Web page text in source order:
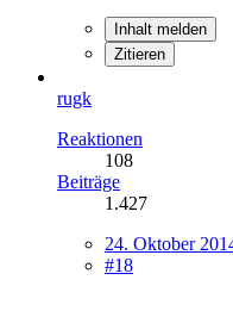
Inhalt melden
Zitieren
rugk
Reaktionen
108
Beiträge
1.427
24. Oktober
#18